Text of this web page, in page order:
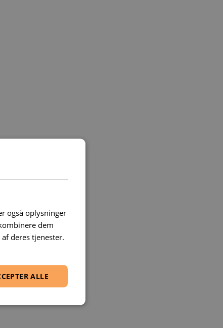
også oplysninger
dem
deres tjenester.
ALLE